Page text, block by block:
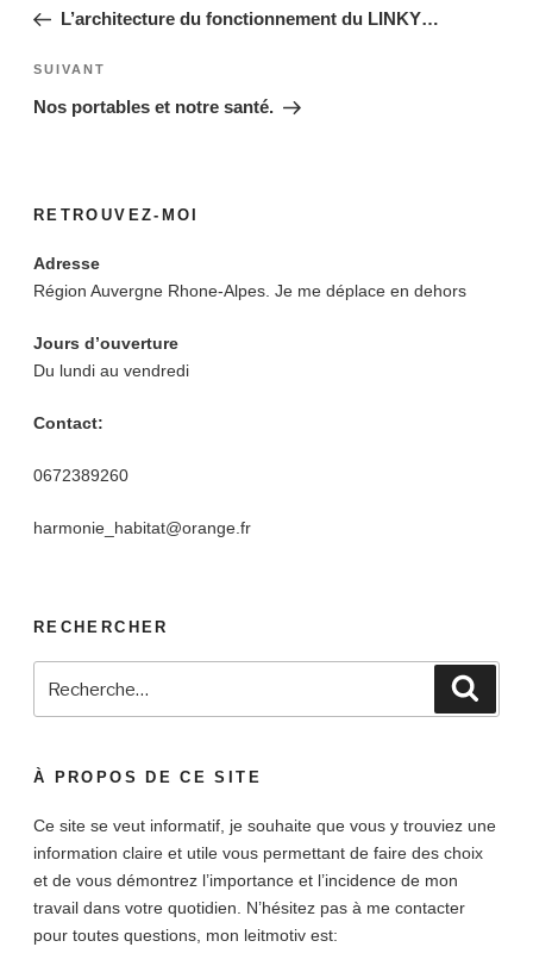
de
l’article
précédent
L’architecture du fonctionnement du LINKY…
Article
suivant
SUIVANT
Nos portables et notre santé.
RETROUVEZ-MOI
Adresse
Région Auvergne Rhone-Alpes. Je me déplace en dehors
Jours d’ouverture
Du lundi au vendredi
Contact:
0672389260
harmonie_habitat@orange.fr
RECHERCHER
pour
À PROPOS DE CE SITE
Ce site se veut informatif, je souhaite que vous y trouviez une
information claire et utile vous permettant de faire des choix
et de vous démontrez l’importance et l’incidence de mon
travail dans votre quotidien. N’hésitez pas à me contacter
pour toutes questions, mon leitmotiv est: